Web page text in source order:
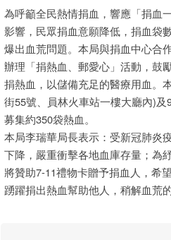
為呼籲全民熱情捐血，響應「捐血
影響，民眾捐血意願降低，捐血袋
爆出血荒問題。本局與捐血中心合
辦理「捐熱血、郵愛心」活動，鼓
捐熱血，以儲備充足的醫療用血。
街55號、員林火車站一樓大廳內)
募集約350袋熱血。
本局李瑞華局長表示：受新冠肺炎
下降，嚴重衝擊各地血庫存量；為
將贊助7-11禮物卡贈予捐血人，希
踴躍捐出熱血幫助他人，稍解血荒